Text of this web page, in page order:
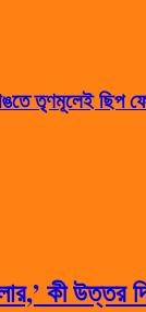
তৃণমূলেই ছিপ
কী উত্তর